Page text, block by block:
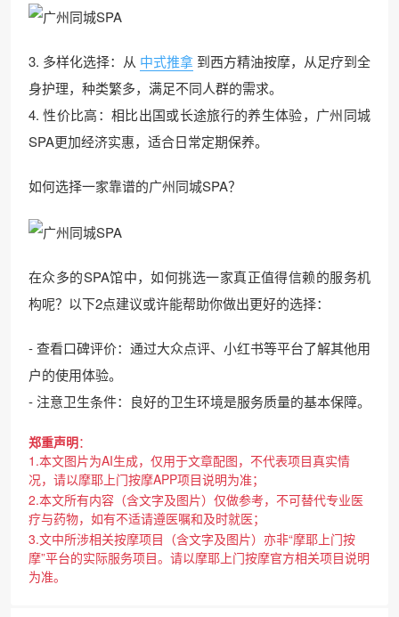
3. 多样化选择：从 中式推拿 到西方精油按摩，从足疗到全
身护理，种类繁多，满足不同人群的需求。
4. 性价比高：相比出国或长途旅行的养生体验，广州同城
SPA更加经济实惠，适合日常定期保养。
如何选择一家靠谱的广州同城SPA？
在众多的SPA馆中，如何挑选一家真正值得信赖的服务机
构呢？以下2点建议或许能帮助你做出更好的选择：
- 查看口碑评价：通过大众点评、小红书等平台了解其他用
户的使用体验。
- 注意卫生条件：良好的卫生环境是服务质量的基本保障。
郑重声明：
1.本文图片为AI生成，仅用于文章配图，不代表项目真实情
况，请以摩耶上门按摩APP项目说明为准；
2.本文所有内容（含文字及图片）仅做参考，不可替代专业医
疗与药物，如有不适请遵医嘱和及时就医；
3.文中所涉相关按摩项目（含文字及图片）亦非“摩耶上门按
摩”平台的实际服务项目。请以摩耶上门按摩官方相关项目说明
为准。